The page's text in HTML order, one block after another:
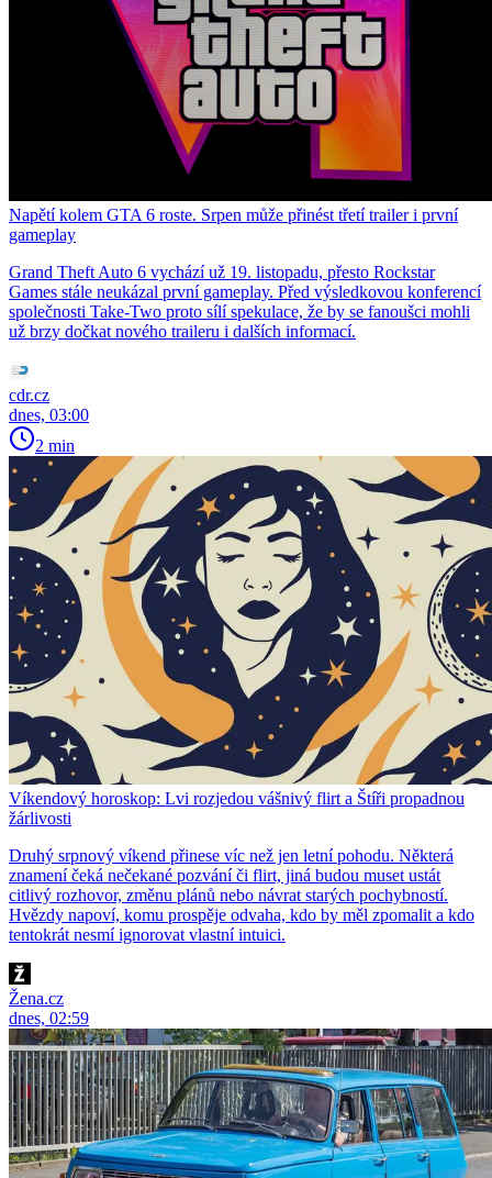
Napětí kolem GTA 6 roste. Srpen může přinést třetí trailer i první
gameplay
Grand Theft Auto 6 vychází už 19. listopadu, přesto Rockstar
Games stále neukázal první gameplay. Před výsledkovou konferencí
společnosti Take-Two proto sílí spekulace, že by se fanoušci mohli
už brzy dočkat nového traileru i dalších informací.
cdr.cz
dnes, 03:00
2 min
Víkendový horoskop: Lvi rozjedou vášnivý flirt a Štíři propadnou
žárlivosti
Druhý srpnový víkend přinese víc než jen letní pohodu. Některá
znamení čeká nečekané pozvání či flirt, jiná budou muset ustát
citlivý rozhovor, změnu plánů nebo návrat starých pochybností.
Hvězdy napoví, komu prospěje odvaha, kdo by měl zpomalit a kdo
tentokrát nesmí ignorovat vlastní intuici.
Žena.cz
dnes, 02:59